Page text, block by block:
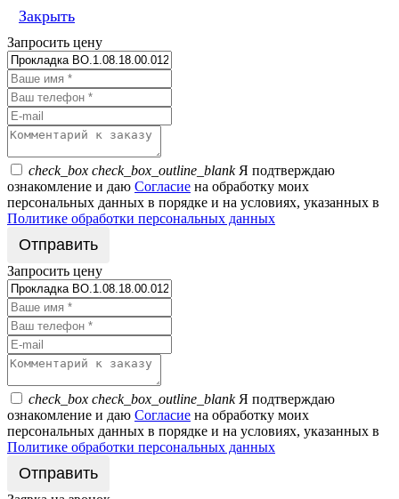
Закрыть
Запросить цену
check_box check_box_outline_blankЯ подтверждаю
ознакомление и даю Согласие на обработку моих
персональных данных в порядке и на условиях, указанных в
Политике обработки персональных данных
Запросить цену
check_box check_box_outline_blankЯ подтверждаю
ознакомление и даю Согласие на обработку моих
персональных данных в порядке и на условиях, указанных в
Политике обработки персональных данных